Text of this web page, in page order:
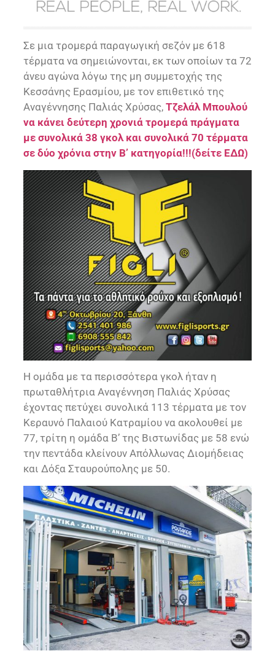
Σε μια τρομερά παραγωγική σεζόν με 618
τέρματα να σημειώνονται, εκ των οποίων τα 72
άνευ αγώνα λόγω της μη συμμετοχής της
Κεσσάνης Ερασμίου, με τον επιθετικό της
Αναγέννησης Παλιάς Χρύσας, Τζελάλ Μπουλού
να κάνει δεύτερη χρονιά τρομερά πράγματα
με συνολικά 38 γκολ και συνολικά 70 τέρματα
σε δύο χρόνια στην Β’ κατηγορία!!!(δείτε ΕΔΩ)
Η ομάδα με τα περισσότερα γκολ ήταν η
πρωταθλήτρια Αναγέννηση Παλιάς Χρύσας
έχοντας πετύχει συνολικά 113 τέρματα με τον
Κεραυνό Παλαιού Κατραμίου να ακολουθεί με
77, τρίτη η ομάδα Β’ της Βιστωνίδας με 58 ενώ
την πεντάδα κλείνουν Απόλλωνας Διομήδειας
και Δόξα Σταυρούπολης με 50.